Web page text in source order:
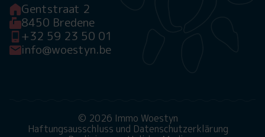
Gentstraat 2
8450 Bredene
+32 59 23 50 01
info@woestyn.be
© 2026 Immo Woestyn
Haftungsausschluss und Datenschutzerklärung